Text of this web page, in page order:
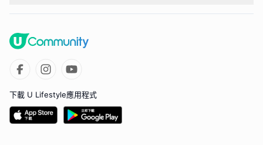
下載 U Lifestyle應用程式